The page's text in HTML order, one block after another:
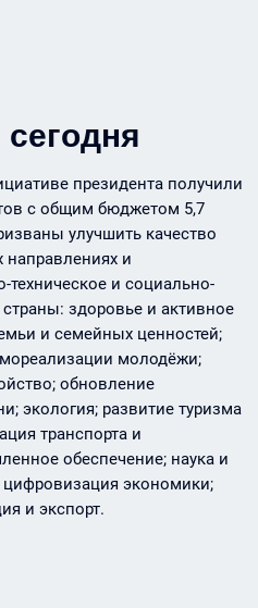
президента получили
с общим бюджетом 5,7
улучшить качество
и
техническое и социально-
здоровье и активное
и семейных ценностей;
молодёжи;
обновление
экология; развитие туризма
транспорта и
обеспечение; наука и
цифровизация экономики;
и экспорт.